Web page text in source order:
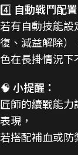
4️⃣ 自動戰鬥配
若有自動技能
復、減益解除）
色在長掛情況下
🧠 小提醒：
匠師的續戰能
表現，
若搭配補血或防